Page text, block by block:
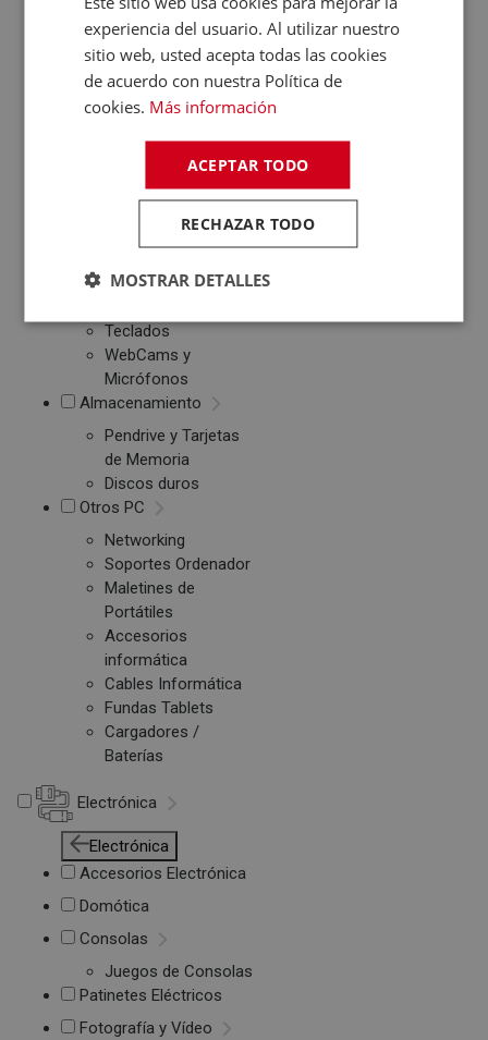
Tablets
Monitores
Ebook
Multifunción
Cartuchos de tinta y
toner
Periféricos
Teclados
WebCams y
Micrófonos
Almacenamiento
Pendrive y Tarjetas
de Memoria
Discos duros
Otros PC
Networking
Soportes Ordenador
Maletines de
Portátiles
Accesorios
informática
Cables Informática
Fundas Tablets
Cargadores /
Baterías
Electrónica
Electrónica
Accesorios Electrónica
Domótica
Consolas
Juegos de Consolas
Patinetes Eléctricos
Fotografía y Vídeo
experiencia del usuario. Al utilizar nuestro
sitio web, usted acepta todas las cookies
de acuerdo con nuestra Política de
cookies. Más información
ACEPTAR TODO
RECHAZAR TODO
MOSTRAR DETALLES